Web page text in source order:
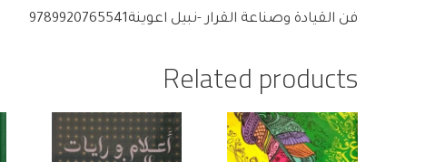
فن القيادة وصناعة القرار -نبيل اعوينة9789920765541
Related products